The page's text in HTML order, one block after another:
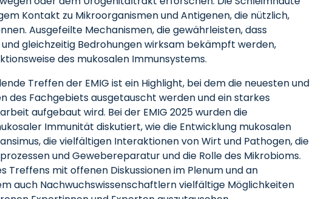
Kontakt zu Mikroorganismen und Antigenen, die nützlich,
Ausgefeilte Mechanismen, die gewährleisten, dass
gleichzeitig Bedrohungen wirksam bekämpft werden,
des mukosalen Immunsystems.
Treffen der EMIG ist ein Highlight, bei dem die neuesten und
des Fachgebiets ausgetauscht werden und ein starkes
aufgebaut wird. Bei der EMIG 2025 wurden die
Immunität diskutiert, wie die Entwicklung mukosalen
die vielfältigen Interaktionen von Wirt und Pathogen, die
und Gewebereparatur und die Rolle des Mikrobioms.
Treffens mit offenen Diskussionen im Plenum und an
auch Nachwuchswissenschaftlern vielfältige Möglichkeiten